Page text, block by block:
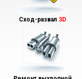
Сход-развал 3D